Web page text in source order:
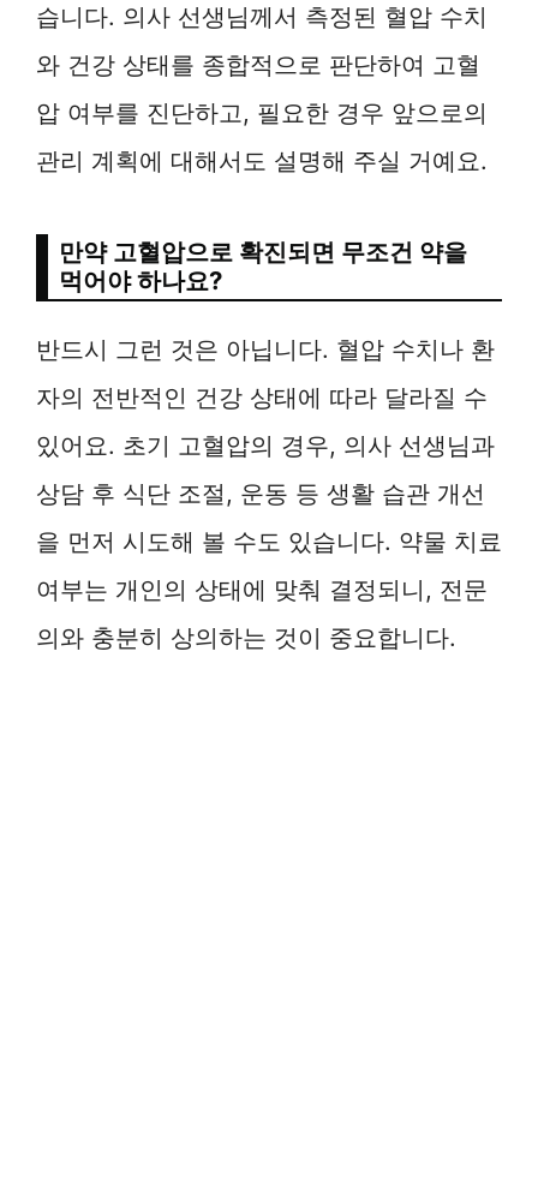
습니다. 의사 선생님께서 측정된 혈압 수치
와 건강 상태를 종합적으로 판단하여 고혈
압 여부를 진단하고, 필요한 경우 앞으로의
관리 계획에 대해서도 설명해 주실 거예요.
만약 고혈압으로 확진되면 무조건 약을
먹어야 하나요?
반드시 그런 것은 아닙니다. 혈압 수치나 환
자의 전반적인 건강 상태에 따라 달라질 수
있어요. 초기 고혈압의 경우, 의사 선생님과
상담 후 식단 조절, 운동 등 생활 습관 개선
을 먼저 시도해 볼 수도 있습니다. 약물 치료
여부는 개인의 상태에 맞춰 결정되니, 전문
의와 충분히 상의하는 것이 중요합니다.